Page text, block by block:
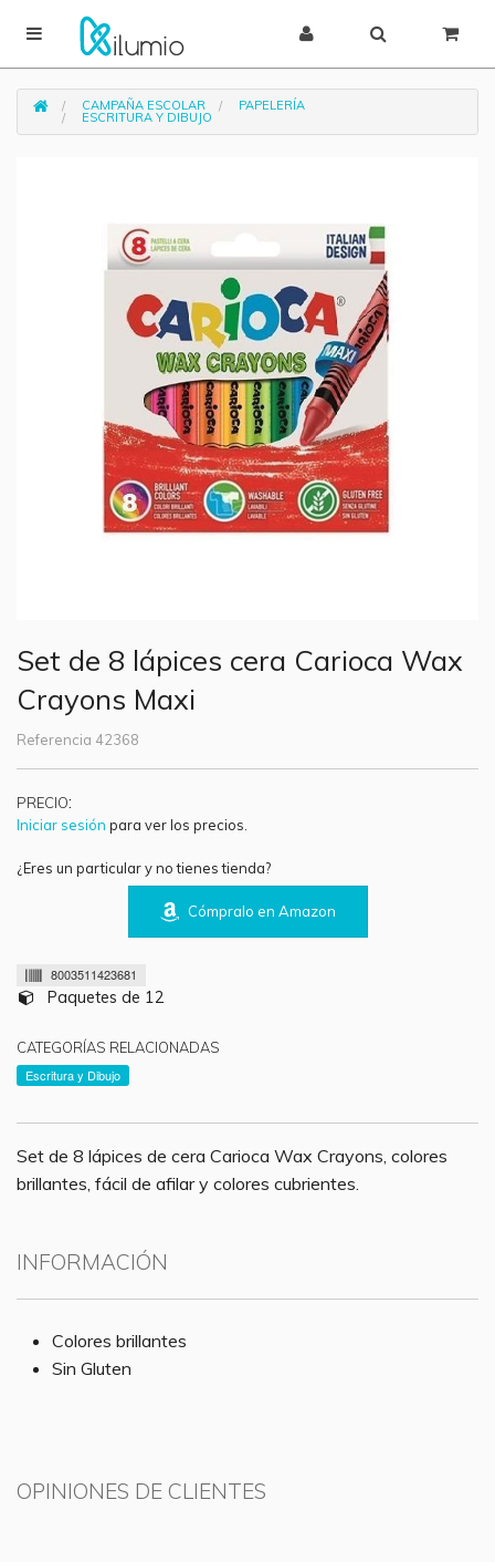
CAMPAÑA ESCOLAR PAPELERÍA
ESCRITURA Y DIBUJO
Set de 8 lápices cera Carioca Wax
Crayons Maxi
Referencia 42368
PRECIO:
Iniciar sesión para ver los precios.
¿Eres un particular y no tienes tienda?
Cómpralo en Amazon
8003511423681
Paquetes de 12
CATEGORÍAS RELACIONADAS
Escritura y Dibujo
Set de 8 lápices de cera Carioca Wax Crayons, colores
brillantes, fácil de afilar y colores cubrientes.
INFORMACIÓN
Colores brillantes
Sin Gluten
OPINIONES DE CLIENTES